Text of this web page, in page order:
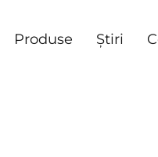
Produse Știri